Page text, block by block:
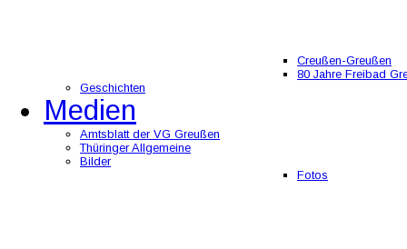
Creußen-Greußen
80 Jahre Freibad
Geschichten
Medien
Amtsblatt der VG Greußen
Thüringer Allgemeine
Bilder
Fotos